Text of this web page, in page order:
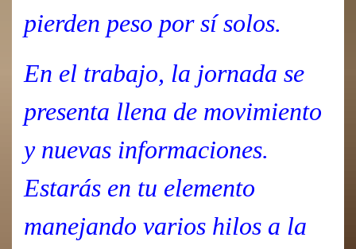
pierden peso por sí solos.
En el trabajo, la jornada se
presenta llena de movimiento
y nuevas informaciones.
Estarás en tu elemento
manejando varios hilos a la